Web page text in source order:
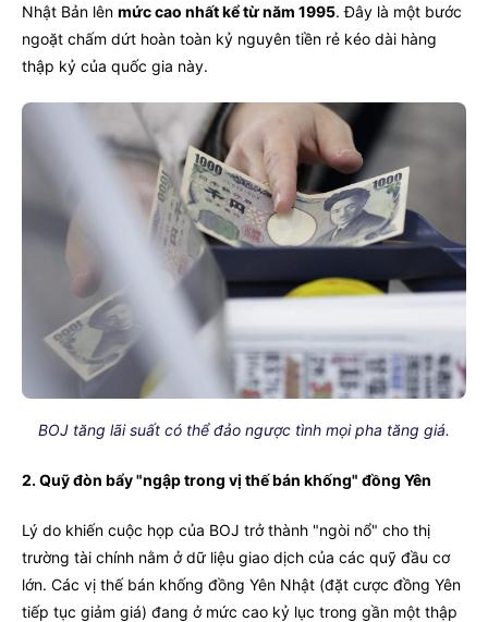
Nhật Bản lên mức cao nhất kể từ năm 1995. Đây là một bước
ngoặt chấm dứt hoàn toàn kỷ nguyên tiền rẻ kéo dài hàng
thập kỷ của quốc gia này.
BOJ tăng lãi suất có thể đảo ngược tình mọi pha tăng giá.
2. Quỹ đòn bẩy "ngập trong vị thế bán khống" đồng Yên
Lý do khiến cuộc họp của BOJ trở thành "ngòi nổ" cho thị
trường tài chính nằm ở dữ liệu giao dịch của các quỹ đầu cơ
lớn. Các vị thế bán khống đồng Yên Nhật (đặt cược đồng Yên
tiếp tục giảm giá) đang ở mức cao kỷ lục trong gần một thập